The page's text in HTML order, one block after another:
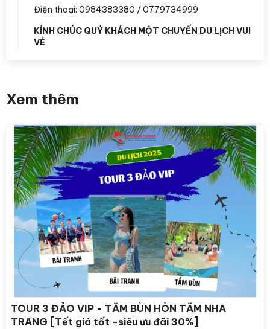
Điện thoại: 0984383380 / 0779734999
KÍNH CHÚC QUÝ KHÁCH MỘT CHUYẾN DU LỊCH VUI
VẺ
Xem thêm
TOUR 3 ĐẢO VIP - TẮM BÙN HÒN TẰM NHA
TRANG [Tết giá tốt -siêu ưu đãi 30%]